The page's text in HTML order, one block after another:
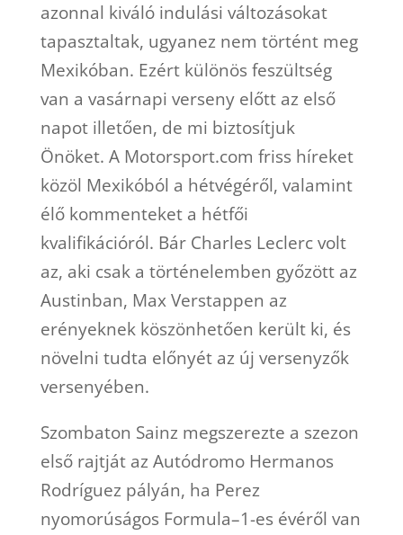
azonnal kiváló indulási változásokat
tapasztaltak, ugyanez nem történt meg
Mexikóban. Ezért különös feszültség
van a vasárnapi verseny előtt az első
napot illetően, de mi biztosítjuk
Önöket. A Motorsport.com friss híreket
közöl Mexikóból a hétvégéről, valamint
élő kommenteket a hétfői
kvalifikációról. Bár Charles Leclerc volt
az, aki csak a történelemben győzött az
Austinban, Max Verstappen az
erényeknek köszönhetően került ki, és
növelni tudta előnyét az új versenyzők
versenyében.
Szombaton Sainz megszerezte a szezon
első rajtját az Autódromo Hermanos
Rodríguez pályán, ha Perez
nyomorúságos Formula–1-es évéről van